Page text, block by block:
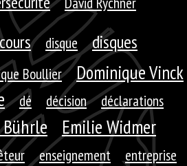
disque disques
Boullier Dominique Vinck
dé décision
déclarations
Emilie Widmer
enseignement
entreprise